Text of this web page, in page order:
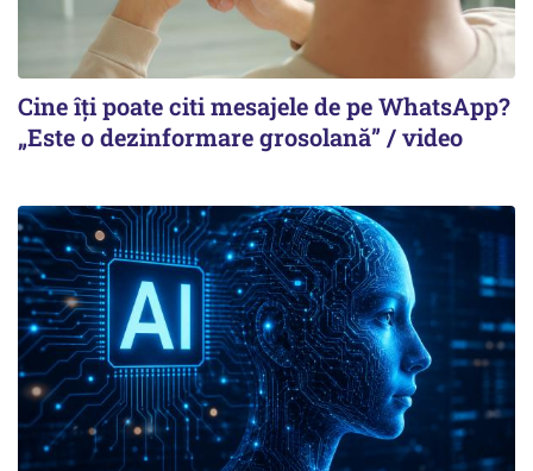
Cine îți poate citi mesajele de pe WhatsApp?
„Este o dezinformare grosolană” / video